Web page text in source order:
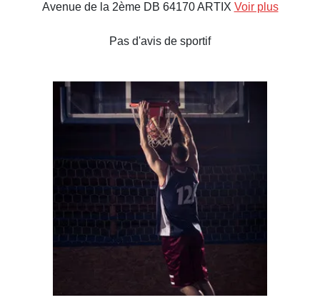
Avenue de la 2ème DB 64170 ARTIX Voir plus
Pas d'avis de sportif